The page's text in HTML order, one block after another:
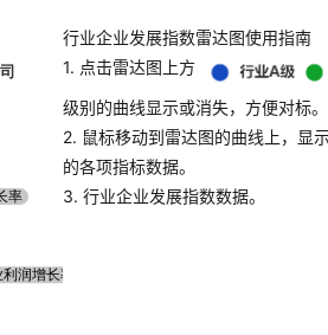
行业企业发展指数雷达图使用指南
1. 点击雷达图上方
级别的曲线显示或消失，方便对标。
2. 鼠标移动到雷达图的曲线上，显
的各项指标数据。
3. 行业企业发展指数数据。